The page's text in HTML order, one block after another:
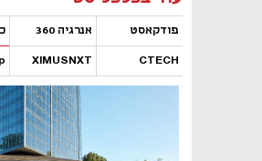
פודקאסט אנרגיה 360
CTECH
XIMUSNXT